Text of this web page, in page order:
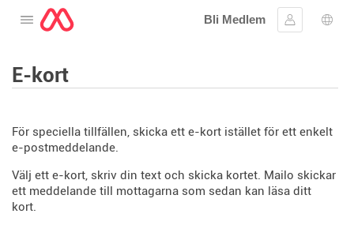
Öppna menyn
Bli Medlem
Logga in
E-kort
För speciella tillfällen, skicka ett e-kort istället för ett enkelt
e-postmeddelande.
Välj ett e-kort, skriv din text och skicka kortet. Mailo skickar
ett meddelande till mottagarna som sedan kan läsa ditt
kort.